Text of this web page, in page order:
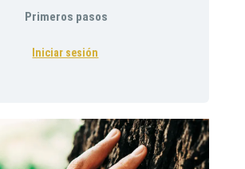
Primeros pasos
Iniciar sesión